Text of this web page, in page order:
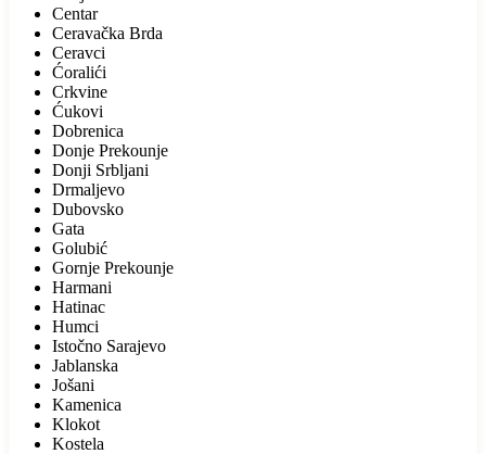
Centar
Ceravačka Brda
Ceravci
Ćoralići
Crkvine
Ćukovi
Dobrenica
Donje Prekounje
Donji Srbljani
Drmaljevo
Dubovsko
Gata
Golubić
Gornje Prekounje
Harmani
Hatinac
Humci
Istočno Sarajevo
Jablanska
Jošani
Kamenica
Klokot
Kostela